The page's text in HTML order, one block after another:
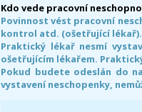
Kdo vede pracovní
Povinnost vést pracovní
kontrol atd. (ošetřující lékař).
Praktický lékař nesmí
ošetřujícím lékařem.
Pokud budete odeslán do
vystavení neschopenky,